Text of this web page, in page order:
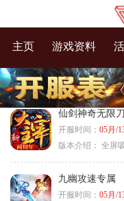
主页 游戏资料
仙剑神奇无限刀
开服时间： 05月/
版本介绍： 全屏
九幽攻速专属
开服时间： 05月/